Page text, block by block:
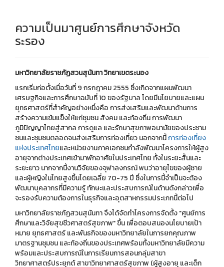
ความเป็นมาศูนย์การศึกษาจังหวัด
ระรอง
มหาวิทยาลัยราชภัฏสวนสุนันทา วิทยาเขตระนอง
แรกเริ่มก่อตั้งเมื่อวันที่ 9 กรกฎาคม 2555 ซึ่งเกิดจากแผนพัฒนา
เศรษฐกิจและการศึกษาฉบับที่ 10 ของรัฐบาล โดยมีนโยบายและแผน
ยุทธศาสตร์ที่สำคัญอย่างหนึ่งคือ การส่งเสริมและพัฒนาด้านการ
สร้างความเข้มแข็งให้แก่ชุมชน สังคม และท้องถิ่น การพัฒนา
ภูมิปัญญาไทยสู่สากล การดูแล และรักษาสุขภาพอนามัยของประชาม
ชนและชุมชนตลอดจนส่งเสริมการท่องเที่ยว นอกจากนี้การท่องเที่ยง
แห่งประเทศไทยและหน่วยงานภาคเอกชนกำลังพัฒนาโครงการให้ผู้สูง
อายุจากต่างประเทศเข้ามาพักอาศัยในประเทศไทย ทั้งในระยะสั้นและ
ระยะยาว นากจากนี้งานวิจัยของจุฬาลงกรณ์ พบว่าอายุไขของผู้ชาย
และผู้หญิงในไทยสูงขึ้นโดยเฉลี่ย 70-75 ปี ซึ่งในการนี้จำเป็นจะต้อง
พัฒนาบุคลากรที่มีความรู้ ทักษะและประสบการณ์ในด้านดังกล่าวเพื่อ
จะรองรับความต้องการในธุรกิจและอุตสาหกรรมประเภทนี้ต่อไป
มหาวิทยาลัยราชภัฏสวนสุนันทา จึงได้จัดทำโครงการจัดตั้ง "ศูนย์การ
ศึกษาและวิจัยสุขชีวศาสตร์สุขภาพ" ขึ้น เพื่อตอบสนองนโยบายเป้า
หมาย ยุทธศาสตร์ และพันธกิจของมหาวิทยาลัยในการยกคุณภาพ
มาตรฐานชุมชน และท้องถิ่นของประเทศพร้อมทั้งมหาวิทยาลัยมีความ
พร้อมและประสบการณ์ในการเรียนการสอนกลุ่มสาขา
วิทยาศาสตร์ประยุกต์ สาขาวิทยาศาสตร์สุขภาพ (ผู้สูงอายุ และเด็ก